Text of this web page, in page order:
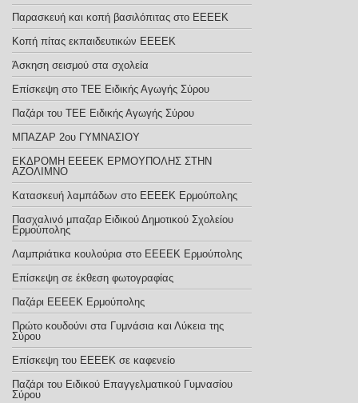
Παρασκευή και κοπή βασιλόπιτας στο ΕΕΕΕΚ
Κοπή πίτας εκπαιδευτικών ΕΕΕΕΚ
Άσκηση σεισμού στα σχολεία
Επίσκεψη στο ΤΕΕ Ειδικής Αγωγής Σύρου
Παζάρι του ΤΕΕ Ειδικής Αγωγής Σύρου
ΜΠΑΖΑΡ 2ου ΓΥΜΝΑΣΙΟΥ
ΕΚΔΡΟΜΗ ΕΕΕΕΚ ΕΡΜΟΥΠΟΛΗΣ ΣΤΗΝ
ΑΖΟΛΙΜΝΟ
Κατασκευή λαμπάδων στο ΕΕΕΕΚ Ερμούπολης
Πασχαλινό μπαζαρ Ειδικού Δημοτικού Σχολείου
Ερμούπολης
Λαμπριάτικα κουλούρια στο ΕΕΕΕΚ Ερμούπολης
Επίσκεψη σε έκθεση φωτογραφίας
Παζάρι ΕΕΕΕΚ Ερμούπολης
Πρώτο κουδούνι στα Γυμνάσια και Λύκεια της
Σύρου
Επίσκεψη του ΕΕΕΕΚ σε καφενείο
Παζάρι του Ειδικού Επαγγελματικού Γυμνασίου
Σύρου